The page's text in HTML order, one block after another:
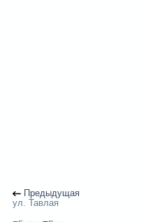
Предыдущая
ул. Тавлая